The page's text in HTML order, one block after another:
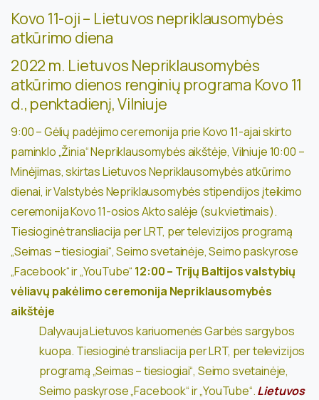
Kovo 11-oji – Lietuvos nepriklausomybės
atkūrimo diena
2022 m. Lietuvos Nepriklausomybės
atkūrimo dienos renginių programa Kovo 11
d., penktadienį, Vilniuje
9:00 – Gėlių padėjimo ceremonija prie Kovo 11-ajai skirto
paminklo „Žinia“ Nepriklausomybės aikštėje, Vilniuje10:00 –
Minėjimas, skirtas Lietuvos Nepriklausomybės atkūrimo
dienai, ir Valstybės Nepriklausomybės stipendijos įteikimo
ceremonija Kovo 11-osios Akto salėje (su kvietimais).
Tiesioginė transliacija per LRT, per televizijos programą
„Seimas – tiesiogiai“, Seimo svetainėje, Seimo paskyrose
„Facebook“ ir „YouTube“ 12:00 – Trijų Baltijos valstybių
vėliavų pakėlimo ceremonija Nepriklausomybės
aikštėje
Dalyvauja Lietuvos kariuomenės Garbės sargybos
kuopa. Tiesioginė transliacija per LRT, per televizijos
programą „Seimas – tiesiogiai“, Seimo svetainėje,
Seimo paskyrose „Facebook“ ir „YouTube“.Lietuvos